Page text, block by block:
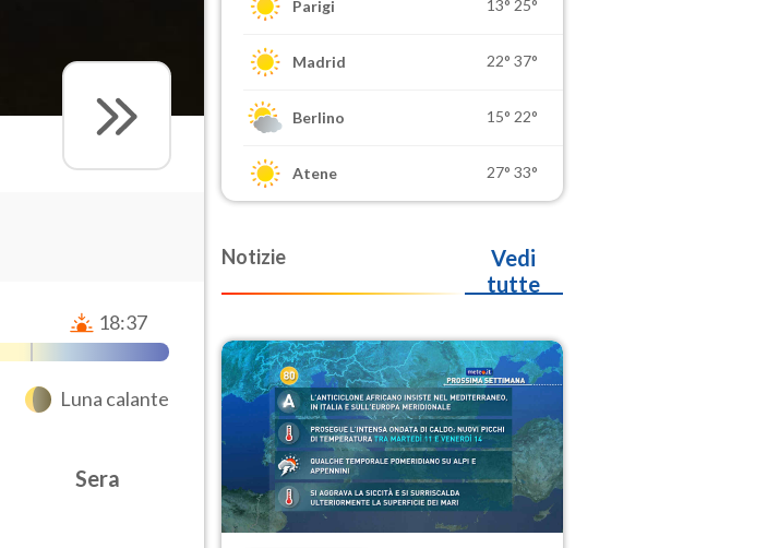
18:37
Luna calante
Sera
Parigi 13° 25°
Madrid 22° 37°
Berlino 15° 22°
Atene 27° 33°
Notizie
Vedi
tutte